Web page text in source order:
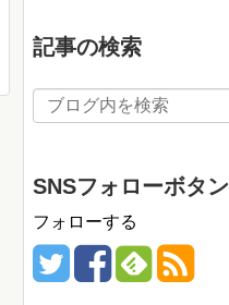
記事の検索
SNSフォローボタン
フォローする